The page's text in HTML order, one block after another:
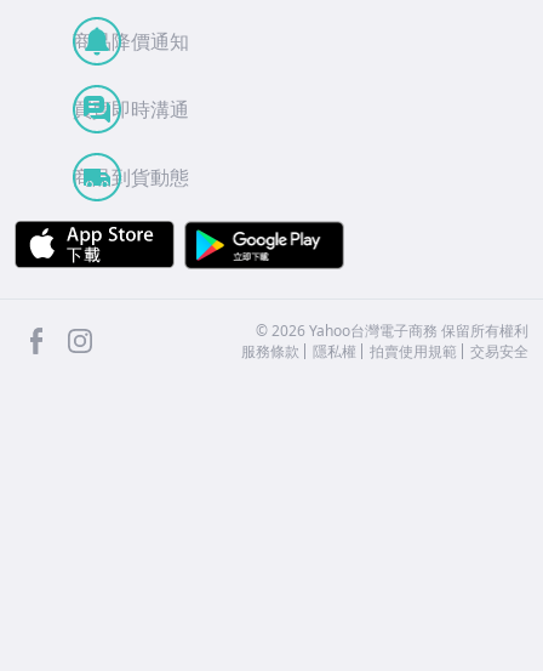
商品降價通知
買賣即時溝通
商品到貨動態
APP Store
facebook ©2026 Yahoo台灣電子商務 保留所有權利
服務條款
隱私權 拍賣使用規範 交易安全